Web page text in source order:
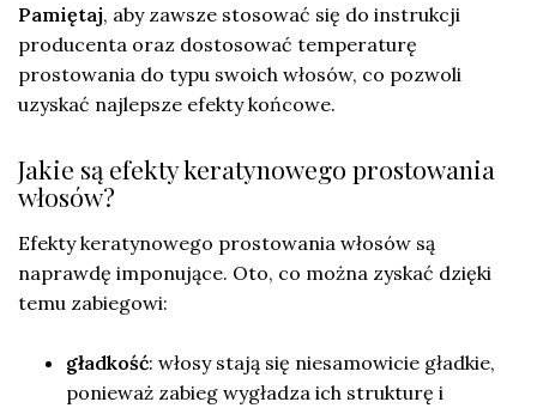
Pamiętaj, aby zawsze stosować się do instrukcji
producenta oraz dostosować temperaturę
prostowania do typu swoich włosów, co pozwoli
uzyskać najlepsze efekty końcowe.
Jakie są efekty keratynowego prostowania
włosów?
Efekty keratynowego prostowania włosów są
naprawdę imponujące. Oto, co można zyskać dzięki
temu zabiegowi:
gładkość: włosy stają się niesamowicie gładkie,
ponieważ zabieg wygładza ich strukturę i